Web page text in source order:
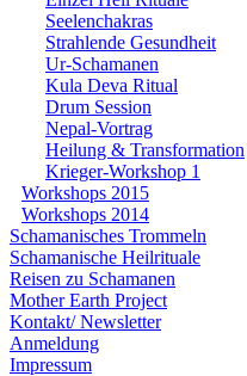
Seelenchakras
Strahlende Gesundheit
Ur-Schamanen
Kula Deva Ritual
Drum Session
Nepal-Vortrag
Heilung & Transformation
Krieger-Workshop 1
Workshops 2015
Workshops 2014
Schamanisches Trommeln
Schamanische Heilrituale
Reisen zu Schamanen
Mother Earth Project
Kontakt/ Newsletter
Anmeldung
Impressum